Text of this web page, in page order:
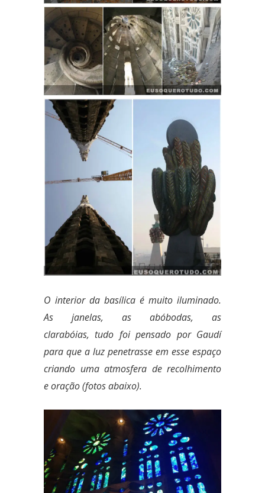
O interior da basílica é muito iluminado.
As janelas, as abóbodas, as
clarabóias, tudo foi pensado por Gaudí
para que a luz penetrasse em esse espaço
criando uma atmosfera de recolhimento
e oração (fotos abaixo).